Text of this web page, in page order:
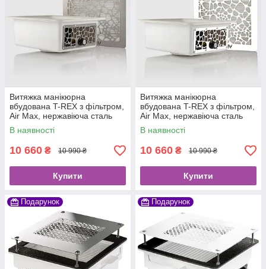
Витяжка манікюрна
вбудована T-REX з фільтром,
Air Max, нержавіюча сталь
В наявності
10 660 ₴ 10 990 ₴
Купити
Витяжка манікюрна
вбудована T-REX з фільтром,
Air Max, нержавіюча сталь
White
В наявності
10 660 ₴ 10 990 ₴
Купити
Подарунок Подарунок